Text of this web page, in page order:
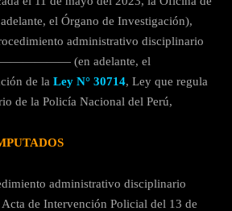
el Órgano de Investigación),
administrativo disciplinario
(en adelante, el
de la Ley N° 30714, Ley que regula
de la Policía Nacional del Perú,
administrativo disciplinario
de Intervención Policial del 13 de